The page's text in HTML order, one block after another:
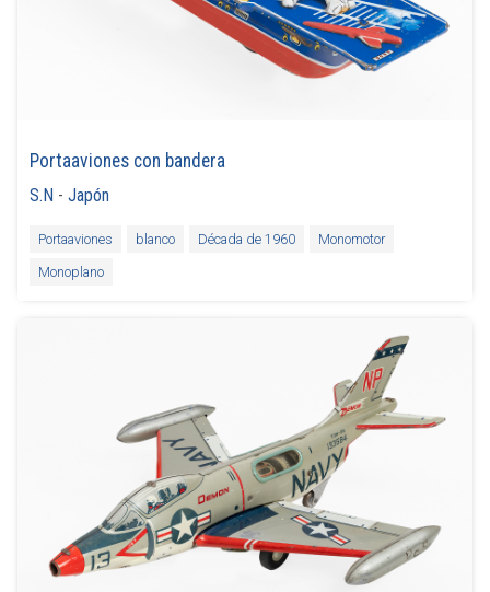
Portaaviones con bandera
S.N -Japón
Portaaviones blanco Década de 1960
Monomotor
Monoplano